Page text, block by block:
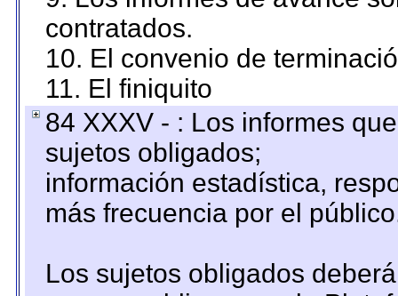
contratados.
10. El convenio de
11. El finiquito
84 XXXV - : Los informes
sujetos obligados;
información estadística,
más frecuencia por el
Los sujetos obligados